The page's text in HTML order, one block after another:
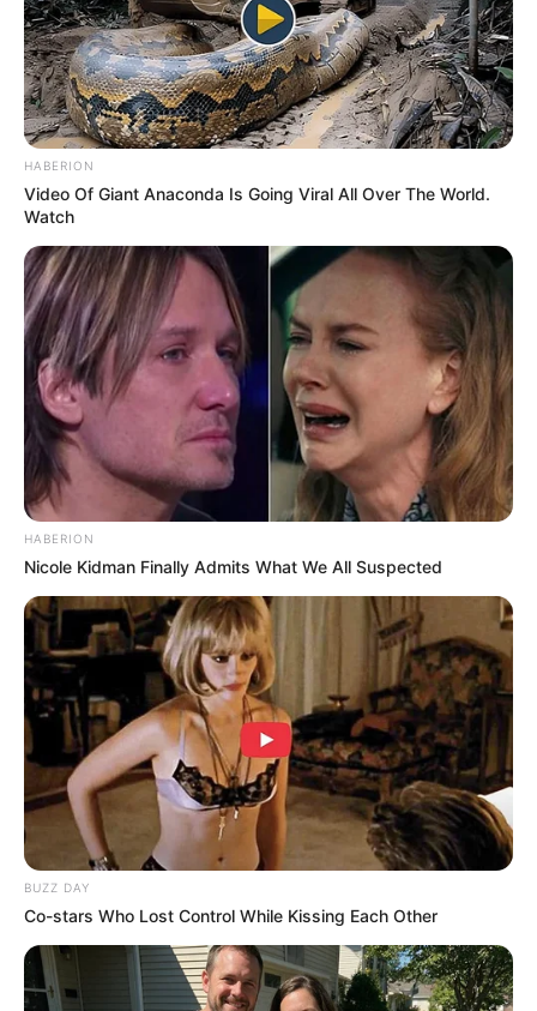
ดวงรายวัน 10 กันยายน 2565
10 ก.ย. 2022
ดวงรายวัน 9 กันยายน 2565
9 ก.ย. 2022
ดวงรายวัน 5 กันยายน 2565
5 ก.ย. 2022
HABERION
Video Of Giant Anaconda Is Going Viral All Over The World.
Watch
HABERION
Nicole Kidman Finally Admits What We All Suspected
BUZZ DAY
Co-stars Who Lost Control While Kissing Each Other